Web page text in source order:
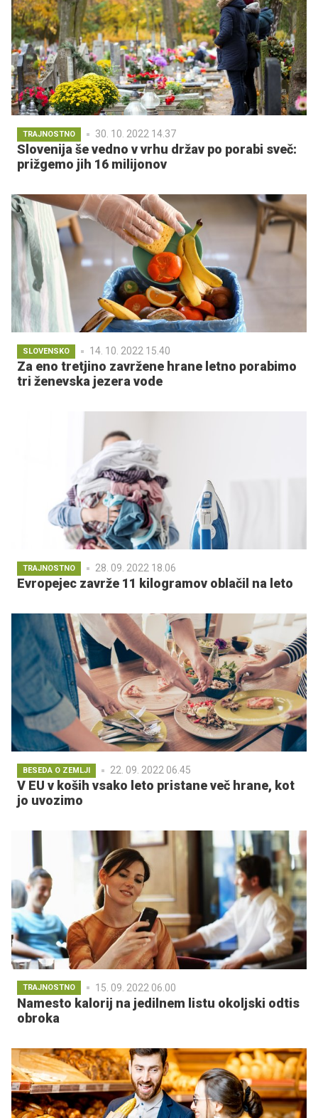
TRAJNOSTNO 30. 10. 2022 14.37
Slovenija še vedno v vrhu držav po porabi sveč:
prižgemo jih 16 milijonov
SLOVENSKO 14. 10. 2022 15.40
Za eno tretjino zavržene hrane letno porabimo
tri ženevska jezera vode
TRAJNOSTNO 28. 09. 2022 18.06
Evropejec zavrže 11 kilogramov oblačil na leto
BESEDA O ZEMLJI 22. 09. 2022 06.45
V EU v koših vsako leto pristane več hrane, kot
jo uvozimo
TRAJNOSTNO 15. 09. 2022 06.00
Namesto kalorij na jedilnem listu okoljski odtis
obroka